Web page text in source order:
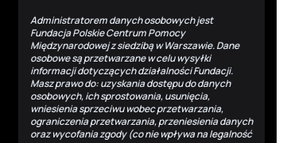
Administratorem danych osobowych jest
Fundacja Polskie Centrum Pomocy
Międzynarodowej z siedzibą w Warszawie. Dane
osobowe są przetwarzane w celu wysyłki
informacji dotyczących działalności Fundacji.
Masz prawo do: uzyskania dostępu do danych
osobowych, ich sprostowania, usunięcia,
wniesienia sprzeciwu wobec przetwarzania,
ograniczenia przetwarzania, przeniesienia danych
oraz wycofania zgody (co nie wpływa na legalność